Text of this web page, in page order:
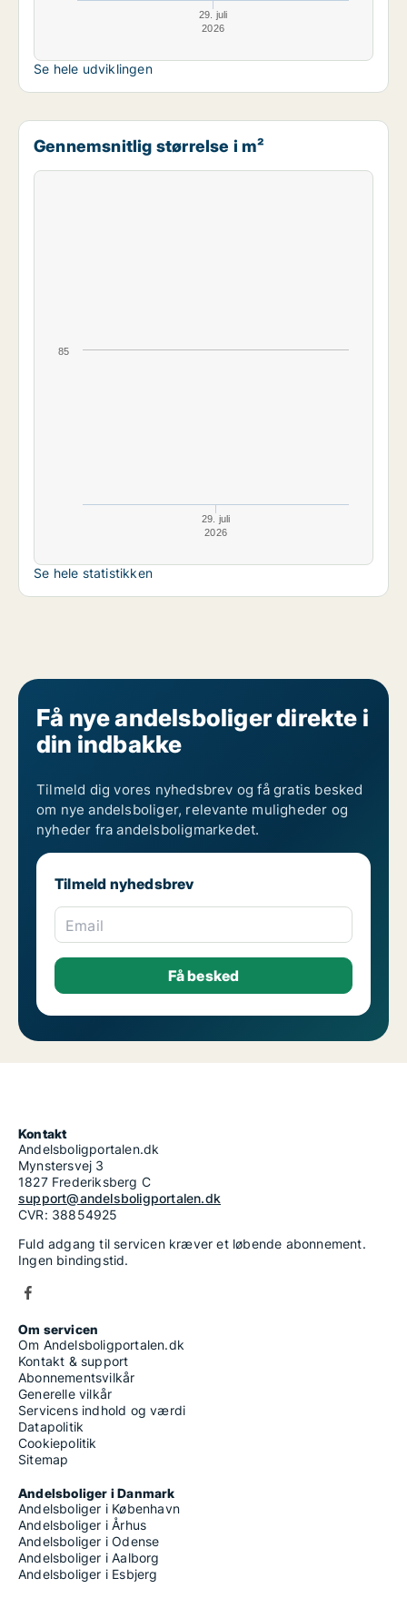
29. juli
2026
Se hele udviklingen
Gennemsnitlig størrelse i m²
29. juli
2026
85
Se hele statistikken
Få nye andelsboliger direkte i
din indbakke
Tilmeld dig vores nyhedsbrev og få gratis besked
om nye andelsboliger, relevante muligheder og
nyheder fra andelsboligmarkedet.
Tilmeld nyhedsbrev
Email
Kontakt
Andelsboligportalen.dk
Mynstersvej 3
1827 Frederiksberg C
support@andelsboligportalen.dk
CVR: 38854925
Fuld adgang til servicen kræver et løbende abonnement.
Ingen bindingstid.
Om servicen
Om Andelsboligportalen.dk
Kontakt & support
Abonnementsvilkår
Generelle vilkår
Servicens indhold og værdi
Datapolitik
Cookiepolitik
Sitemap
Andelsboliger i Danmark
Andelsboliger i København
Andelsboliger i Århus
Andelsboliger i Odense
Andelsboliger i Aalborg
Andelsboliger i Esbjerg